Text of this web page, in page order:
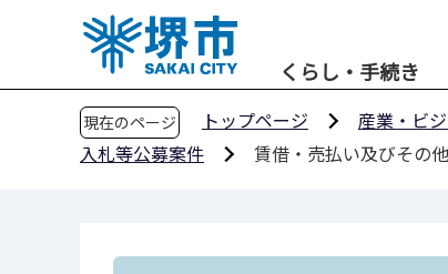
くらし・手続き
現在のページ トップページ 産業・ビ
入札等公募案件
賃借・売払い及びその